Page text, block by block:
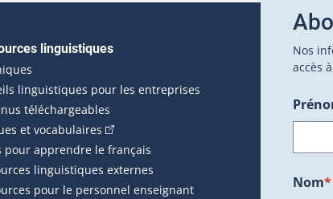
dans une nouvelle fenêtre.)
linguistiques
linguistiques pour les entreprises
téléchargeables
et vocabulaires (Cet hyperlien externe s'ouvrira dans une
pour apprendre le français
linguistiques externes
pour le personnel enseignant
Nos
accès
Nom*